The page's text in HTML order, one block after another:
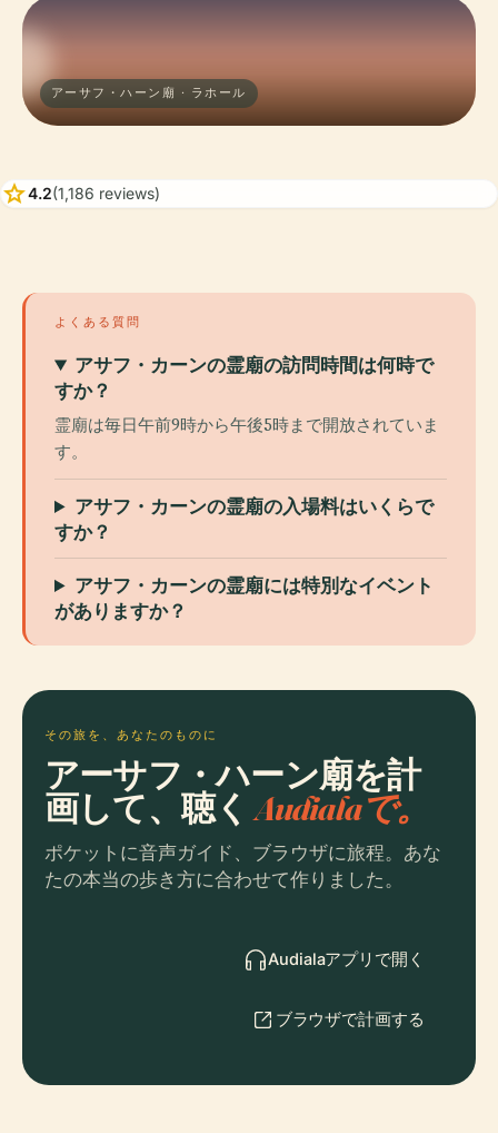
アーサフ・ハーン廟 · ラホール
star4.2(1,186 reviews)
よくある質問
アサフ・カーンの霊廟の訪問時間は何時で
すか？
霊廟は毎日午前9時から午後5時まで開放されていま
す。
アサフ・カーンの霊廟の入場料はいくらで
すか？
アサフ・カーンの霊廟には特別なイベント
がありますか？
その旅を、あなたのものに
アーサフ・ハーン廟を計
画して、聴くAudialaで。
ポケットに音声ガイド、ブラウザに旅程。あな
たの本当の歩き方に合わせて作りました。
Audialaアプリで開く
ブラウザで計画する